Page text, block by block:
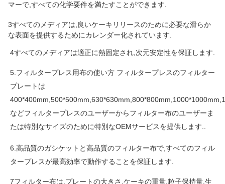
マーで,すべての化学要件を満たすことができます.
3すべてのメディアは,良いケーキリリースのために必要な滑らか
な表面を提供するためにカレンダー化されています.
4すべてのメディアは適正に熱固定され,次元安定性を保証します.
5. フィルタープレス用布の使い方 フィルタープレスのフィルター
プレートは
などフィルタープレスのユーザーからフィルター布のユーザーま
たは特別なサイズのために特別なOEMサービスを提供します.
6. 高品質のガシケットと高品質のフィルター布で,すべてのフィル
タープレスが最高効率で動作することを保証します.
7フィルター布は,プレートの大きさ,ケーキの重量,粒子保持量,生